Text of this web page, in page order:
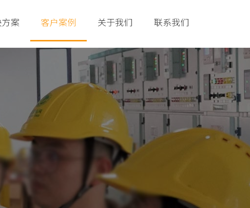
案 客户案例 关于我们 联系我们